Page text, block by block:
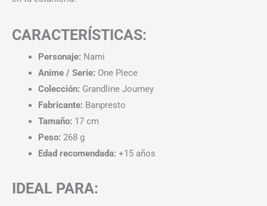
CARACTERÍSTICAS:
Personaje: Nami
Anime / Serie: One Piece
Colección: Grandline Journey
Fabricante: Banpresto
Tamaño: 17 cm
Peso: 268 g
Edad recomendada: +15 años
IDEAL PARA: